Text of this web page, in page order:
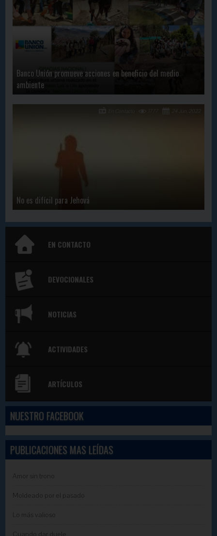
Banco Unión promueve acciones en beneficio del medio
ambiente
No es difícil para Jehová
24 Jun, 2022
EN CONTACTO
DEVOCIONALES
NOTICIAS
ACTIVIDADES
ARTÍCULOS
NUESTRO FACEBOOK
PUBLICACIONES MAS LEÍDAS
Amor sin trono
Moldeado por el pasado
Lo más valioso